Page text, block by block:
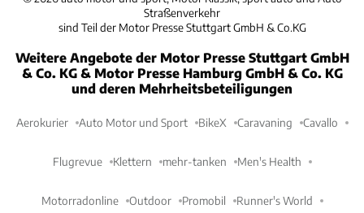
Straßenverkehr
sind Teil der Motor Presse Stuttgart GmbH & Co.KG
Weitere Angebote der Motor Presse Stuttgart GmbH
& Co. KG & Motor Presse Hamburg GmbH & Co. KG
und deren Mehrheitsbeteiligungen
Aerokurier Auto Motor und Sport BikeX Caravaning Cavallo
Flugrevue Klettern mehr-tanken Men's Health
Motorradonline Outdoor Promobil Runner's World